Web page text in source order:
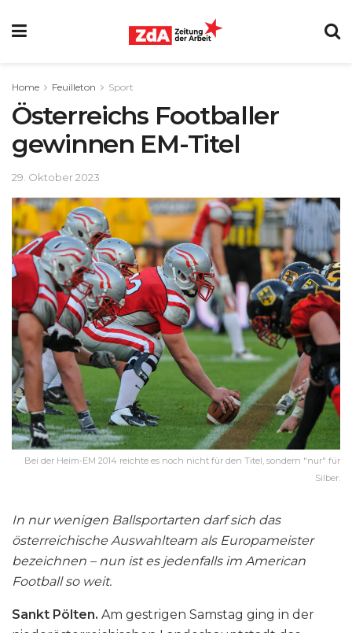
Home Feuilleton Sport
Österreichs Footballer
gewinnen EM-Titel
29. Oktober 2023
Bei der Heim-EM 2014 reichte es noch nicht für den Titel, sondern "nur" für
Silber.
In nur wenigen Ballsportarten darf sich das
österreichische Auswahlteam als Europameister
bezeichnen – nun ist es jedenfalls im American
Football so weit.
Sankt Pölten. Am gestrigen Samstag ging in der